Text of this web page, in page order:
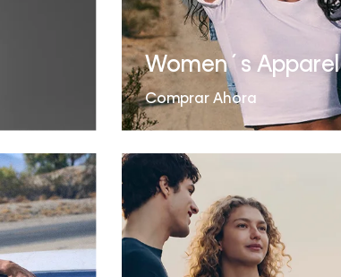
Women´s Apparel
Comprar Ahora